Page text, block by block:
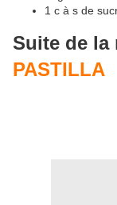
1 c à s de
Suite de la
PASTILLA